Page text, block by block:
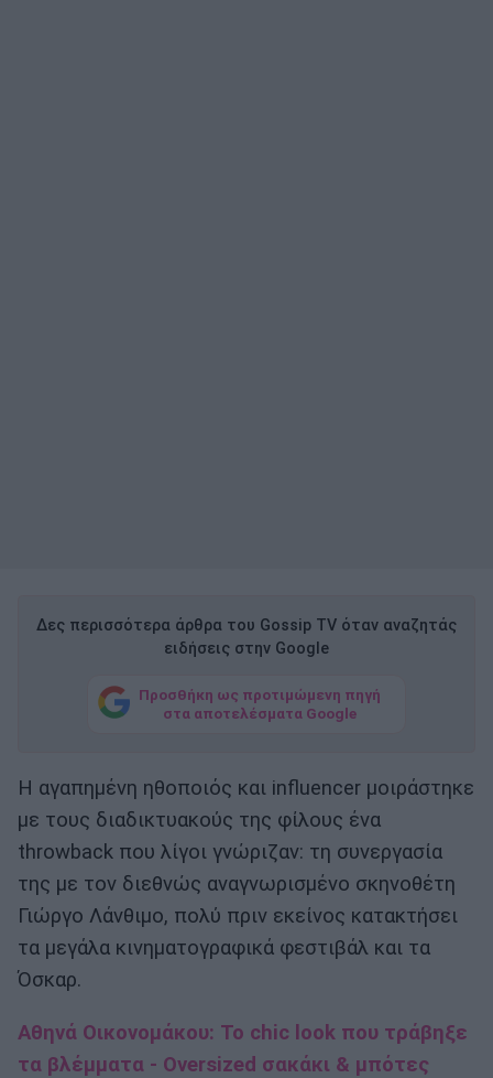
Δες περισσότερα άρθρα του Gossip TV όταν αναζητάς
ειδήσεις στην Google
Προσθήκη ως προτιμώμενη πηγή
στα αποτελέσματα Google
Η αγαπημένη ηθοποιός και influencer μοιράστηκε
με τους διαδικτυακούς της φίλους ένα
throwback που λίγοι γνώριζαν: τη συνεργασία
της με τον διεθνώς αναγνωρισμένο σκηνοθέτη
Γιώργο Λάνθιμο, πολύ πριν εκείνος κατακτήσει
τα μεγάλα κινηματογραφικά φεστιβάλ και τα
Όσκαρ.
Αθηνά Οικονομάκου: Το chic look που τράβηξε
τα βλέμματα - Oversized σακάκι & μπότες